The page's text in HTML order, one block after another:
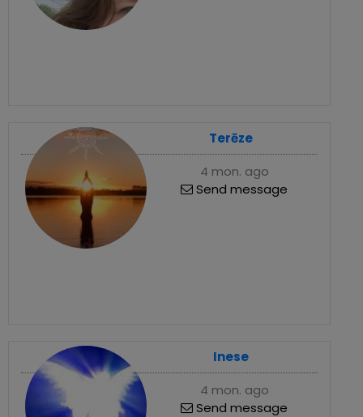
Terēze
4 mon. ago
Send message
Inese
4 mon. ago
Send message